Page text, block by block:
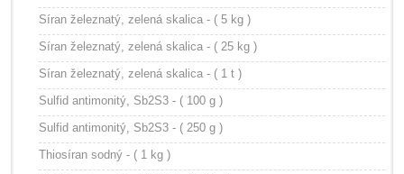
Síran železnatý, zelená skalica - ( 5 kg )
Síran železnatý, zelená skalica - ( 25 kg )
Síran železnatý, zelená skalica - ( 1 t )
Sulfid antimonitý, Sb2S3 - ( 100 g )
Sulfid antimonitý, Sb2S3 - ( 250 g )
Thiosíran sodný - ( 1 kg )